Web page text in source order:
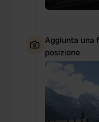
Aggiunta una
posizione